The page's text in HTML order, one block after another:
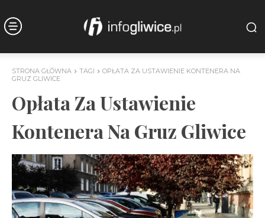
STRONA GŁÓWNA TAGI
OPŁATA ZA USTAWIENIE KONTENERA NA
GRUZ GLIWICE
Opłata Za Ustawienie
Kontenera Na Gruz Gliwice